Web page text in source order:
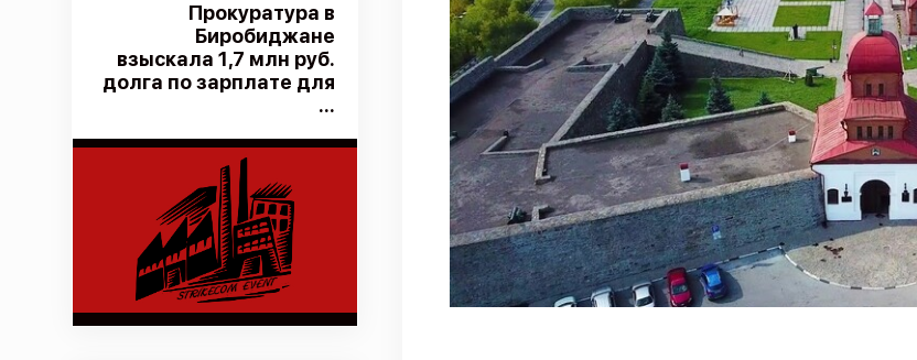
Прокуратура в
Биробиджане
взыскала 1,7 млн руб.
долга по зарплате для
...